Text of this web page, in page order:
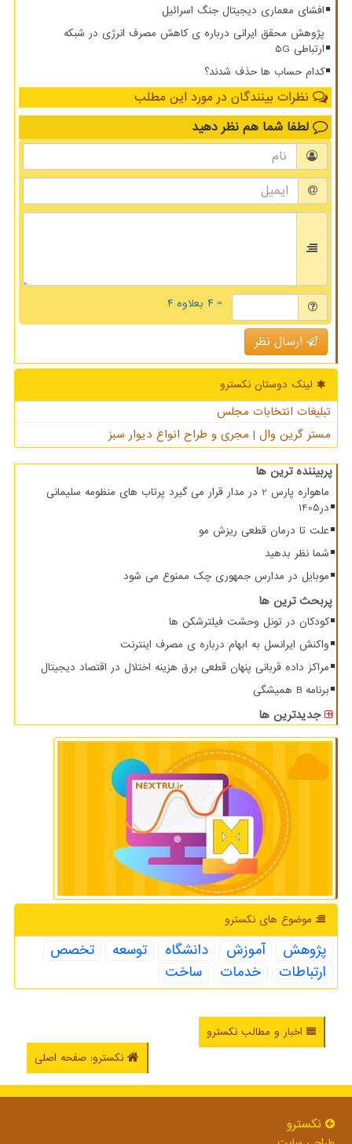
افشای معماری دیجیتال جنگ اسرائیل
پژوهش محقق ایرانی درباره ی کاهش مصرف انرژی در شبکه
ارتباطی 5G
کدام حساب ها حذف شدند؟
نظرات بینندگان در مورد این مطلب
لطفا شما هم نظر دهید
= ۴ بعلاوه ۴
ارسال نظر
لینک دوستان نكسترو
تبلیغات انتخابات مجلس
مستر گرین وال | مجری و طراح انواع دیوار سبز
پربیننده ترین ها
ماهواره پارس 2 در مدار قرار می گیرد پرتاب های منظومه سلیمانی
در1405
علت تا درمان قطعی ریزش مو
شما نظر بدهید
موبایل در مدارس جمهوری چک ممنوع می شود
پربحث ترین ها
کودکان در تونل وحشت فیلترشکن ها
واکنش ایرانسل به ابهام درباره ی مصرف اینترنت
مراکز داده قربانی پنهان قطعی برق هزینه اختلال در اقتصاد دیجیتال
برنامه B همیشگی
جدیدترین ها
موضوع های نكسترو
پژوهش آموزش دانشگاه توسعه
تخصص
ارتباطات
خدمات ساخت
اخبار و مطالب نکسترو
نکسترو: صفحه اصلی
نكسترو